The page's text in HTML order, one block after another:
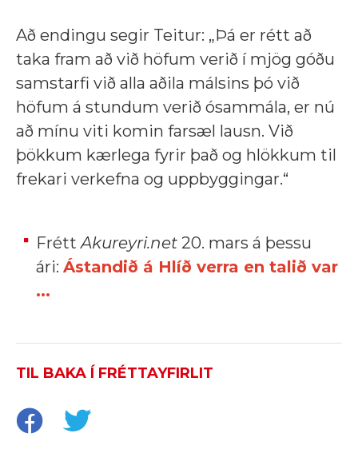
Að endingu segir Teitur: „Þá er rétt að
taka fram að við höfum verið í mjög góðu
samstarfi við alla aðila málsins þó við
höfum á stundum verið ósammála, er nú
að mínu viti komin farsæl lausn. Við
þökkum kærlega fyrir það og hlökkum til
frekari verkefna og uppbyggingar.“
FréttAkureyri.net 20. mars á þessu
ári: Ástandið á Hlíð verra en talið var
...
TIL BAKA Í FRÉTTAYFIRLIT